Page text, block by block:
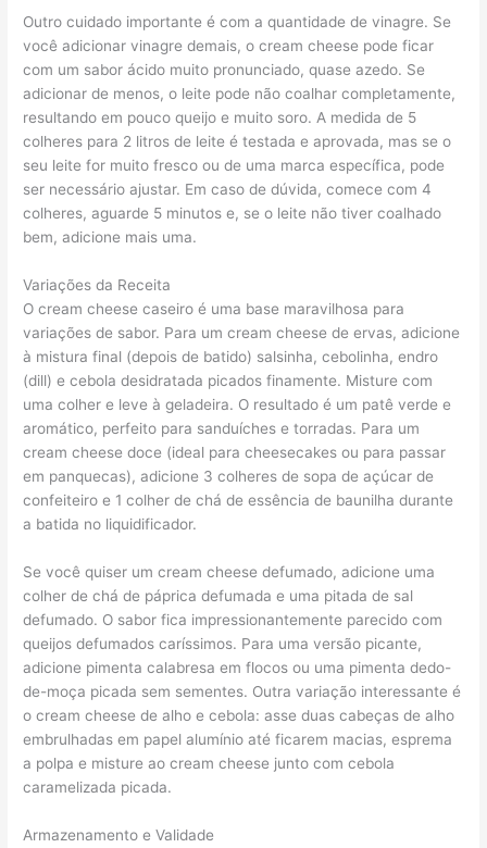
Outro cuidado importante é com a quantidade de vinagre. Se
você adicionar vinagre demais, o cream cheese pode ficar
com um sabor ácido muito pronunciado, quase azedo. Se
adicionar de menos, o leite pode não coalhar completamente,
resultando em pouco queijo e muito soro. A medida de 5
colheres para 2 litros de leite é testada e aprovada, mas se o
seu leite for muito fresco ou de uma marca específica, pode
ser necessário ajustar. Em caso de dúvida, comece com 4
colheres, aguarde 5 minutos e, se o leite não tiver coalhado
bem, adicione mais uma.
Variações da Receita
O cream cheese caseiro é uma base maravilhosa para
variações de sabor. Para um cream cheese de ervas, adicione
à mistura final (depois de batido) salsinha, cebolinha, endro
(dill) e cebola desidratada picados finamente. Misture com
uma colher e leve à geladeira. O resultado é um patê verde e
aromático, perfeito para sanduíches e torradas. Para um
cream cheese doce (ideal para cheesecakes ou para passar
em panquecas), adicione 3 colheres de sopa de açúcar de
confeiteiro e 1 colher de chá de essência de baunilha durante
a batida no liquidificador.
Se você quiser um cream cheese defumado, adicione uma
colher de chá de páprica defumada e uma pitada de sal
defumado. O sabor fica impressionantemente parecido com
queijos defumados caríssimos. Para uma versão picante,
adicione pimenta calabresa em flocos ou uma pimenta dedo-
de-moça picada sem sementes. Outra variação interessante é
o cream cheese de alho e cebola: asse duas cabeças de alho
embrulhadas em papel alumínio até ficarem macias, esprema
a polpa e misture ao cream cheese junto com cebola
caramelizada picada.
Armazenamento e Validade